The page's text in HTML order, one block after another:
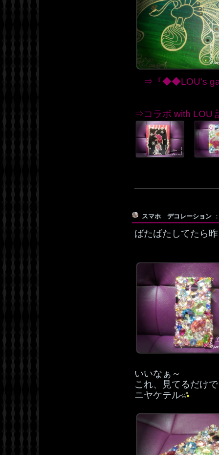
⇒『◆◆LOU's
⇒コラボ with LOU
スマホ デコレーション
ばたばたしてたら
いいなぁ～
これ、見てるだけ
ニヤケテル